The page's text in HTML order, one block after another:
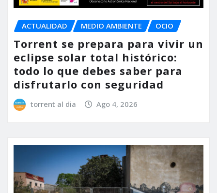
ACTUALIDAD MEDIO AMBIENTE OCIO
Torrent se prepara para vivir un
eclipse solar total histórico:
todo lo que debes saber para
disfrutarlo con seguridad
torrent al dia Ago 4, 2026